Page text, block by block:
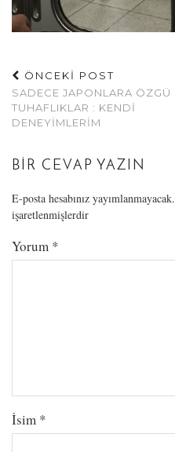
ÖNCEKİ POST
SADECE JAPONLARA ÖZGÜ
TUHAFLIKLAR : KENDI
DENEYIMLERIM
BIR CEVAP YAZIN
E-posta hesabınız yayımlanmayacak.
işaretlenmişlerdir
Yorum *
İsim *